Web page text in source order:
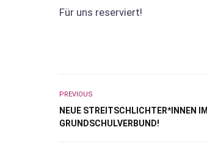
Für uns reserviert!
PREVIOUS
NEUE STREITSCHLICHTER*INNEN IM
GRUNDSCHULVERBUND!